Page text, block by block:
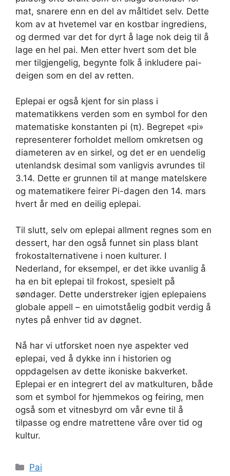
mat, snarere enn en del av måltidet selv. Dette
kom av at hvetemel var en kostbar ingrediens,
og dermed var det for dyrt å lage nok deig til å
lage en hel pai. Men etter hvert som det ble
mer tilgjengelig, begynte folk å inkludere pai-
deigen som en del av retten.
Eplepai er også kjent for sin plass i
matematikkens verden som en symbol for den
matematiske konstanten pi (π). Begrepet «pi»
representerer forholdet mellom omkretsen og
diameteren av en sirkel, og det er en uendelig
utenlandsk desimal som vanligvis avrundes til
3.14. Dette er grunnen til at mange matelskere
og matematikere feirer Pi-dagen den 14. mars
hvert år med en deilig eplepai.
Til slutt, selv om eplepai allment regnes som en
dessert, har den også funnet sin plass blant
frokostalternativene i noen kulturer. I
Nederland, for eksempel, er det ikke uvanlig å
ha en bit eplepai til frokost, spesielt på
søndager. Dette understreker igjen eplepaiens
globale appell – en uimotståelig godbit verdig å
nytes på enhver tid av døgnet.
Nå har vi utforsket noen nye aspekter ved
eplepai, ved å dykke inn i historien og
oppdagelsen av dette ikoniske bakverket.
Eplepai er en integrert del av matkulturen, både
som et symbol for hjemmekos og feiring, men
også som et vitnesbyrd om vår evne til å
tilpasse og endre matrettene våre over tid og
kultur.
Kategorier
Pai